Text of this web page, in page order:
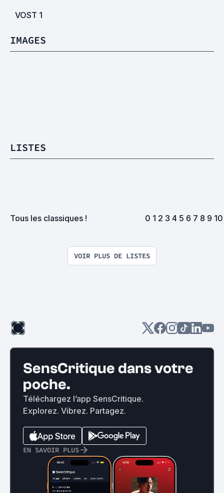
VOST 1
IMAGES
LISTES
Tous les classiques ! 0 1 2 3 4 5 6 7 8 9 10
VOIR PLUS DE LISTES
SensCritique dans votre
poche.
Téléchargez l’app SensCritique.
Explorez. Vibrez. Partagez.
EN SAVOIR PLUS